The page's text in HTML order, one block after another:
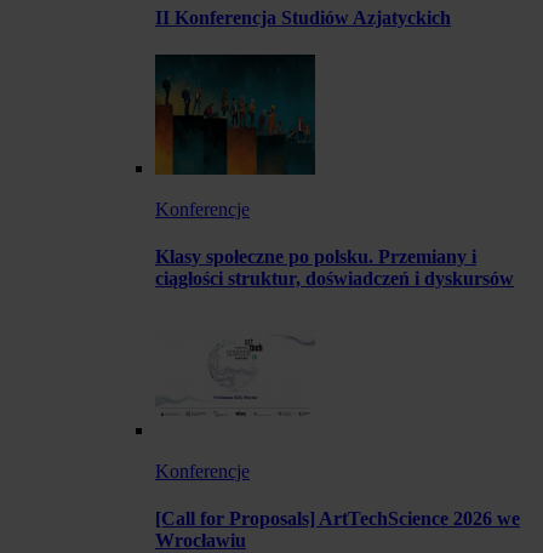
II Konferencja Studiów Azjatyckich
Konferencje
Klasy społeczne po polsku. Przemiany i
ciągłości struktur, doświadczeń i dyskursów
Konferencje
[Call for Proposals] ArtTechScience 2026 we
Wrocławiu